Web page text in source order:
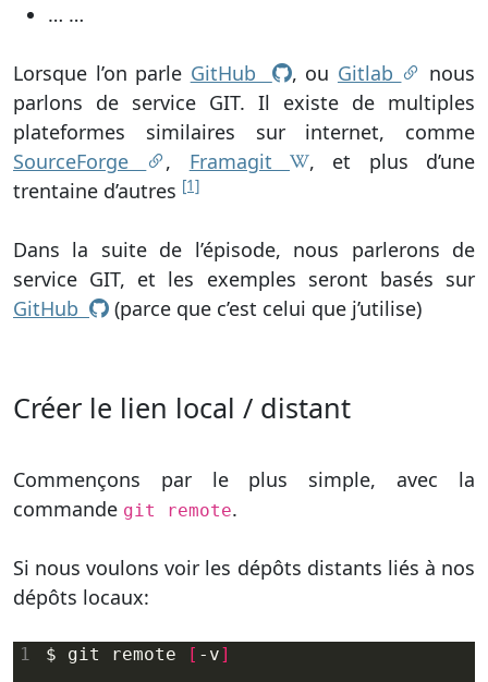
… …
Lorsque l’on parle GitHub , ou Gitlab
nous
parlons de service GIT. Il existe de multiples
plateformes similaires sur internet, comme
SourceForge
, Framagit
, et plus d’une
trentaine d’autres [1]
Dans la suite de l’épisode, nous parlerons de
service GIT, et les exemples seront basés sur
GitHub
(parce que c’est celui que j’utilise)
Créer le lien local / distant
Commençons par le plus simple, avec la
commande git remote.
Si nous voulons voir les dépôts distants liés à nos
dépôts locaux:
$ git remote [ -v]